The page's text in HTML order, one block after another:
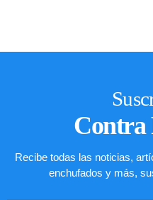
Contra
Recibe todas las noticias,
enchufados y más,